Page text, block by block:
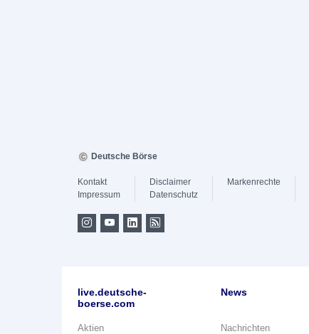
Deutsche Börse
Kontakt
Impressum
Disclaimer
Datenschutz
Markenrechte
live.deutsche-
boerse.com
Aktien
News
Nachrichten